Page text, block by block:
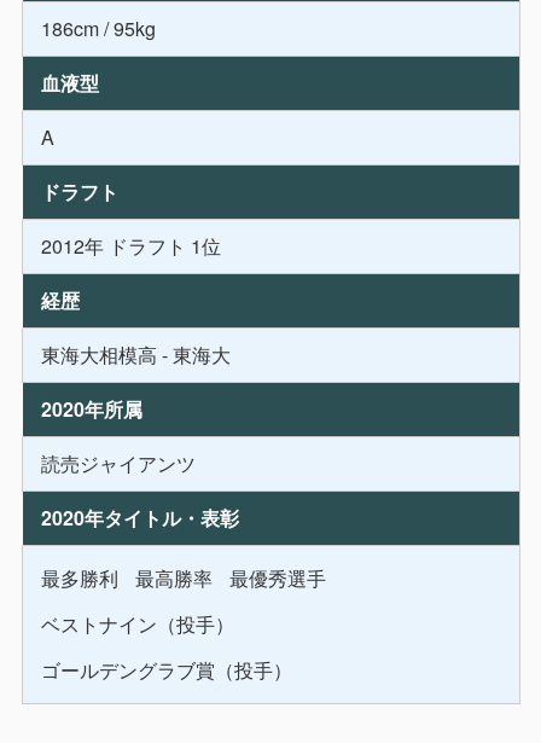
186cm / 95kg
血液型
A
ドラフト
2012年 ドラフト 1位
経歴
東海大相模高 - 東海大
2020年所属
読売ジャイアンツ
2020年タイトル・表彰
最多勝利 最高勝率
最優秀選手
ベストナイン（投手）
ゴールデングラブ賞（投手）